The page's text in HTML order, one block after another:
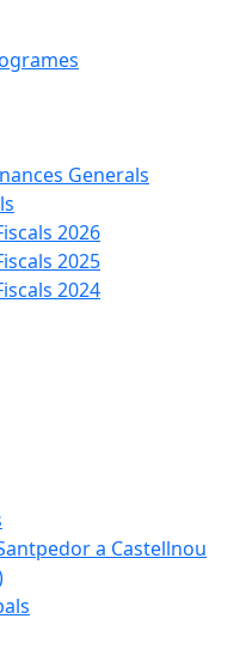
Generals
2026
2025
2024
a Castellnou